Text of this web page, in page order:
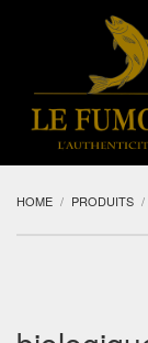
HOME PRODUITS